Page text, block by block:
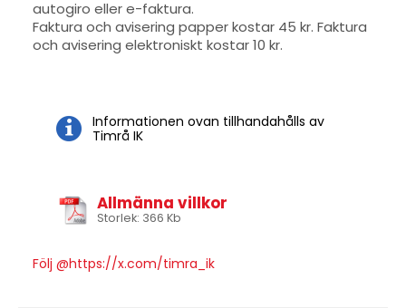
autogiro eller e-faktura.
Faktura och avisering papper kostar 45 kr. Faktura
och avisering elektroniskt kostar 10 kr.
Informationen ovan tillhandahålls av
Timrå IK
Allmänna villkor
Storlek: 366 Kb
Följ @https://x.com/timra_ik